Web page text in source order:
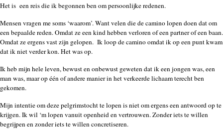
Het is een reis die ik begonnen ben om persoonlijke redenen.
Mensen vragen me soms ‘waarom’. Want velen die de camino lopen doen dat om
een bepaalde reden. Omdat ze een kind hebben verloren of een partner of een baan.
Omdat ze ergens vast zijn gelopen. Ik loop de camino omdat ik op een punt kwam
dat ik niet verder kon. Het was op.
Ik heb mijn hele leven, bewust en onbewust geweten dat ik een jongen was, een
man was, maar op één of andere manier in het verkeerde lichaam terecht ben
gekomen.
Mijn intentie om deze pelgrimstocht te lopen is niet om ergens een antwoord op te
krijgen. Ik wil ‘m lopen vanuit openheid en vertrouwen. Zonder iets te willen
begrijpen en zonder iets te willen concretiseren.